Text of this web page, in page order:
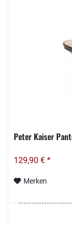
Peter Kaiser
129,90 € *
Merken